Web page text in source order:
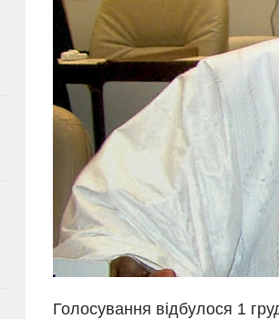
Голосування відбулося 1